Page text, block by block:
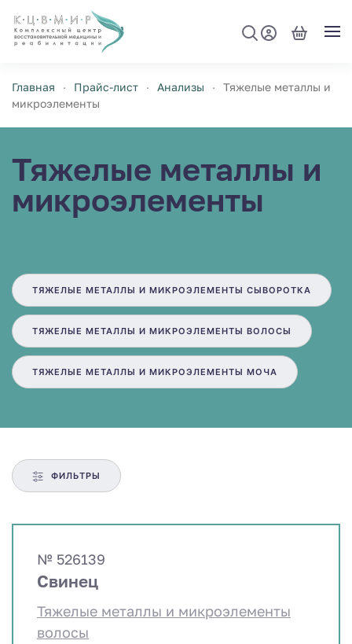
Перейти к содержимому
Главная Прайс-лист Анализы
Тяжелые металлы и
микроэлементы
Тяжелые металлы и
микроэлементы
ТЯЖЕЛЫЕ МЕТАЛЛЫ И МИКРОЭЛЕМЕНТЫ СЫВОРОТКА
ТЯЖЕЛЫЕ МЕТАЛЛЫ И МИКРОЭЛЕМЕНТЫ ВОЛОСЫ
ТЯЖЕЛЫЕ МЕТАЛЛЫ И МИКРОЭЛЕМЕНТЫ МОЧА
ФИЛЬТРЫ
№ 526139
Свинец
Тяжелые металлы и микроэлементы
волосы